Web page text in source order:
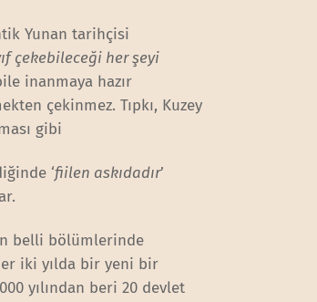
Yunan tarihçisi
çekebileceği her şeyi
inanmaya hazır
çekinmez. Tıpkı, Kuzey
gibi
‘fiilen askıdadır’
belli bölümlerinde
iki yılda bir yeni bir
yılından beri 20 devlet